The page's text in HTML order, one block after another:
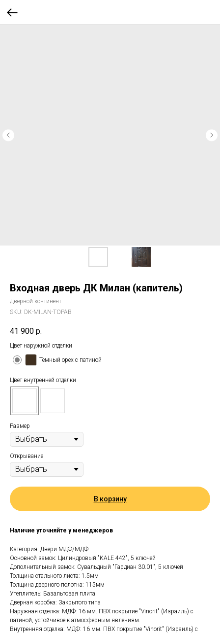
Входная дверь ДК Милан (капитель)
Дверной континент
SKU: DK-MILAN-TOPAB
41 900 р.
Цвет наружной отделки
Темный орех с патиной
Цвет внутренней отделки
Размер
Открывание
В корзину
Наличие уточняйте у менеджеров
Категория: Двери МДФ/МДФ
Основной замок: Цилиндровый "KALE 442", 5 ключей
Дополнительный замок: Сувальдный "Гардиан 30.01", 5 ключей
Толщина стального листа: 1.5мм
Толщина дверного полотна: 115мм
Утеплитель: Базальтовая плита
Дверная коробка: Закрытого типа
Наружная отделка: МДФ: 16 мм. ПВХ покрытие "Vinorit" (Израиль) с
патиной, устойчивое к атмосферным явлениям.
Внутренняя отделка: МДФ: 16 мм. ПВХ покрытие "Vinorit" (Израиль) с